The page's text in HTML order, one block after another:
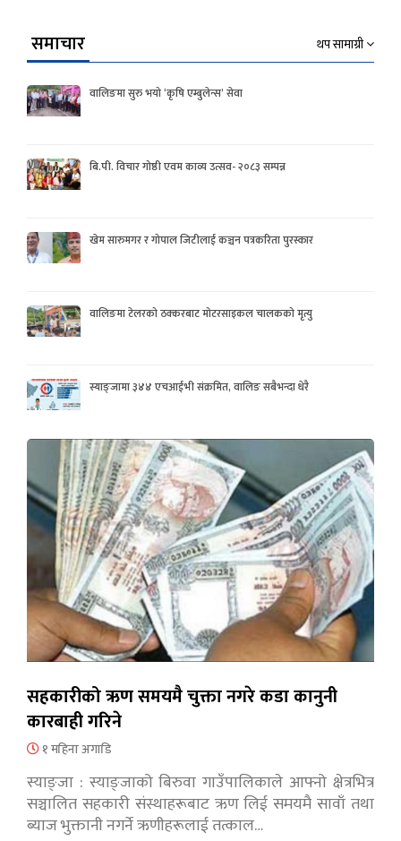
समाचार थप सामाग्री
वालिङमा सुरु भयो ‘कृषि एम्बुलेन्स’ सेवा
बि.पी. विचार गोष्ठी एवम काव्य उत्सव- २०८३ सम्पन्न
खेम सारुमगर र गोपाल जिटीलाई कञ्चन पत्रकरिता पुरस्कार
वालिङमा टेलरको ठक्करबाट मोटरसाइकल चालकको मृत्यु
स्याङ्जामा ३४४ एचआईभी संक्रमित, वालिङ सबैभन्दा धेरै
सहकारीको ऋण समयमै चुक्ता नगरे कडा कानुनी
कारबाही गरिने
१ महिना अगाडि
स्याङ्जा : स्याङ्जाको बिरुवा गाउँपालिकाले आफ्नो क्षेत्रभित्र
सञ्चालित सहकारी संस्थाहरूबाट ऋण लिई समयमै सावाँ तथा
ब्याज भुक्तानी नगर्ने ऋणीहरूलाई तत्काल…